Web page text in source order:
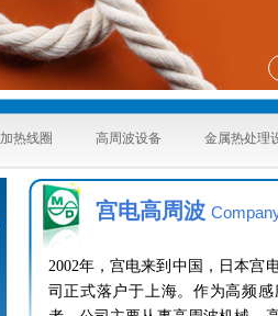
加热线圈 高周波设备 金属热处理
宫电高周波
2002年，宫电来到中国，日本宫
司正式落户于上海。作为高频